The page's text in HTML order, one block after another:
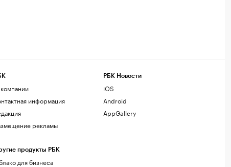
информация
рекламы
продукты РБК
для бизнеса
РБК Новости
iOS
Android
AppGallery